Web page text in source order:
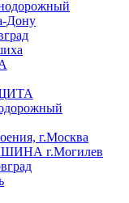
Дону
г.Москва
г.Могилев